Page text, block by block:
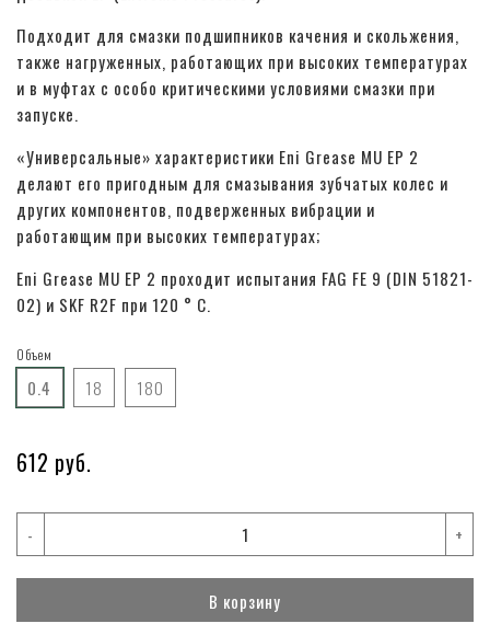
Подходит для смазки подшипников качения и скольжения,
также нагруженных, работающих при высоких температурах
и в муфтах с особо критическими условиями смазки при
запуске.
«Универсальные» характеристики Eni Grease MU EP 2
делают его пригодным для смазывания зубчатых колес и
других компонентов, подверженных вибрации и
работающим при высоких температурах;
Eni Grease MU EP 2 проходит испытания FAG FE 9 (DIN 51821-
02) и SKF R2F при 120 ° C.
Объем
0.4 18 180
612 руб.
- +
В корзину